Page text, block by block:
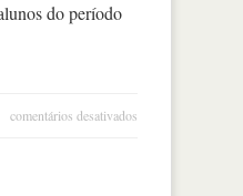
do período
comentários desativados